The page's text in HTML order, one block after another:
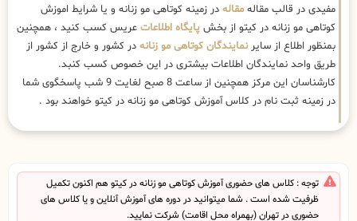
مفیدی در قالب مقاله مقاله در زمینه کوتاهی مو زنانه و یا شرایط اموزش
کوتاهی مو زنانه در کیتو از بخش پایگاه اطلاعات عریس کسب کنید ، همچنین
بمنظور اطلاع از سایرنمایندگان کوتاهی مو زنانه در کشور و خارج از کشور از
طریق واحد نمایندگان اطلاعات بیشتری در این خصوص کسب کنبد.
کارشناسان این مرکز همچنین از ساعت 8 صبح لغایت 9 شب پاسخگوی شما
در زمینه ثبت نام در کلاس آموزش کوتاهی مو زنانه در کیتو خواهند بود .
توجه : کلاس های حضوری آموزش کوتاهی مو زنانه در کیتو هم اکنون تکمیل
ظرفیت شده است . شما میتوانید در دوره های آموزش آنلاین و یا کلاس های
حضوری در تهران (بهمراه محل اقامت) شرکت نمایید.